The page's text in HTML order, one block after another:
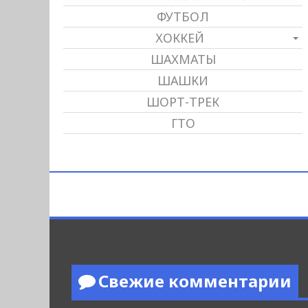
ФУТБОЛ
ХОККЕЙ
ШАХМАТЫ
ШАШКИ
ШОРТ-ТРЕК
ГТО
Свежие комментарии